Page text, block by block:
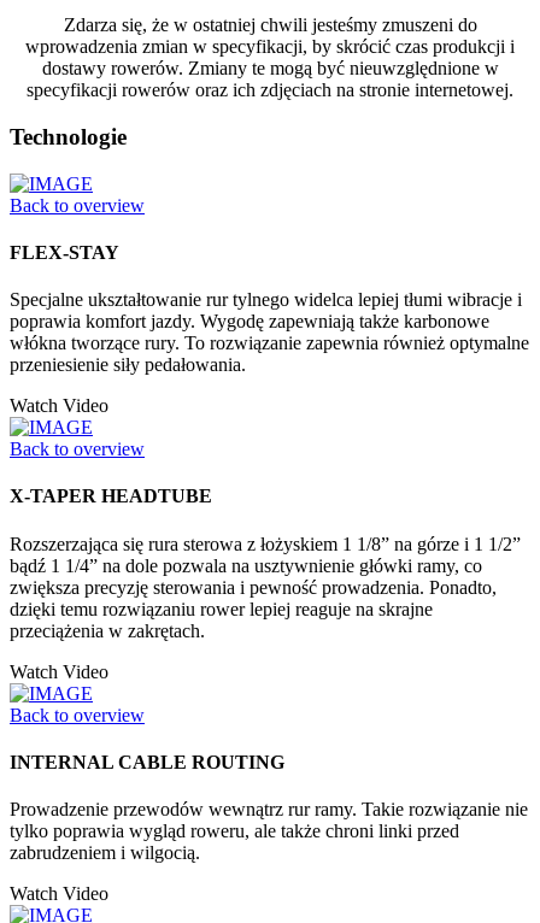
Zdarza się, że w ostatniej chwili jesteśmy zmuszeni do
wprowadzenia zmian w specyfikacji, by skrócić czas produkcji i
dostawy rowerów. Zmiany te mogą być nieuwzględnione w
specyfikacji rowerów oraz ich zdjęciach na stronie internetowej.
Technologie
Back to overview
FLEX-STAY
Specjalne ukształtowanie rur tylnego widelca lepiej tłumi wibracje i
poprawia komfort jazdy. Wygodę zapewniają także karbonowe
włókna tworzące rury. To rozwiązanie zapewnia również optymalne
przeniesienie siły pedałowania.
Watch Video
Back to overview
X-TAPER HEADTUBE
Rozszerzająca się rura sterowa z łożyskiem 1 1/8” na górze i 1 1/2”
bądź 1 1/4” na dole pozwala na usztywnienie główki ramy, co
zwiększa precyzję sterowania i pewność prowadzenia. Ponadto,
dzięki temu rozwiązaniu rower lepiej reaguje na skrajne
przeciążenia w zakrętach.
Watch Video
Back to overview
INTERNAL CABLE ROUTING
Prowadzenie przewodów wewnątrz rur ramy. Takie rozwiązanie nie
tylko poprawia wygląd roweru, ale także chroni linki przed
zabrudzeniem i wilgocią.
Watch Video